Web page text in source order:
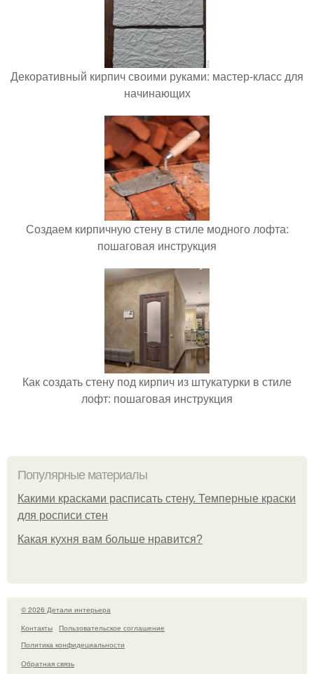
Декоративный кирпич своими руками: мастер-класс для
начинающих
Создаем кирпичную стену в стиле модного лофта:
пошаговая инструкция
Как создать стену под кирпич из штукатурки в стиле
лофт: пошаговая инструкция
Популярные материалы
Какими красками расписать стену. Темперные краски
для росписи стен
Какая кухня вам больше нравится?
© 2026 Детали интерьера
Контакты
Пользовательское соглашение
Политика конфидециальности
Обратная связь